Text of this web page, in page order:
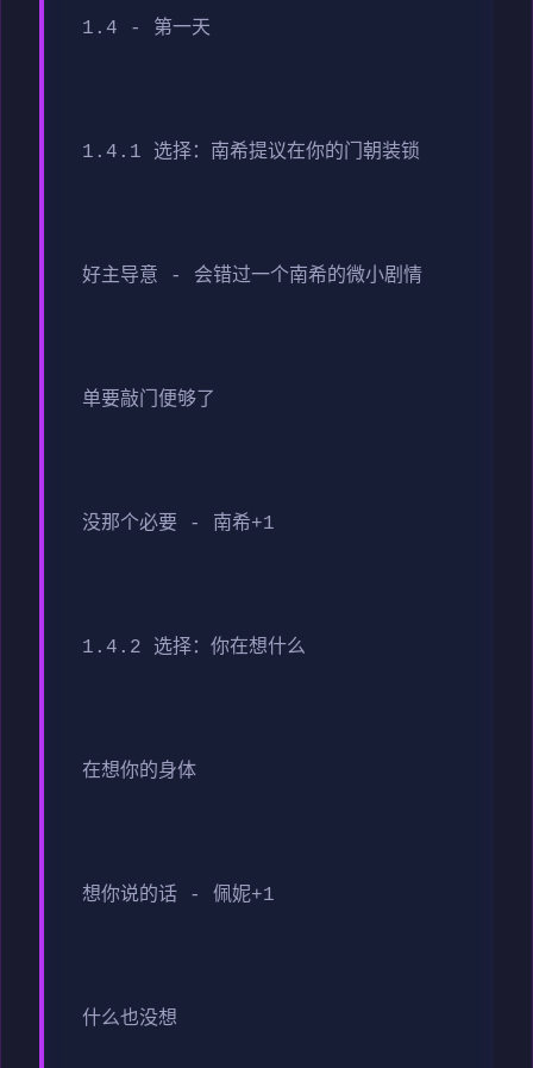
1.4 - 第一天
1.4.1 选择：南希提议在你的门朝装锁
好主导意 - 会错过一个南希的微小剧情
单要敲门便够了
没那个必要 - 南希+1
1.4.2 选择：你在想什么
在想你的身体
想你说的话 - 佩妮+1
什么也没想